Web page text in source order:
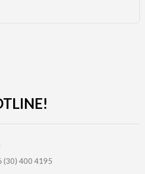
(30) 400 4195